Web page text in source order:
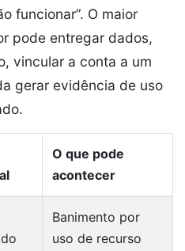
funcionar”. O maior
pode entregar dados,
vincular a conta a um
gerar evidência de uso
O que pode
acontecer
Banimento por
uso de recurso